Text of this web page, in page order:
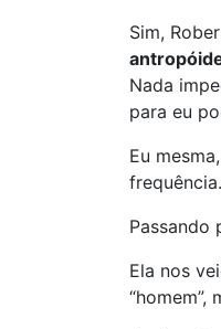
Sim,
Nada
para eu
Eu
frequência.
Passando
Ela nos
“homem”,